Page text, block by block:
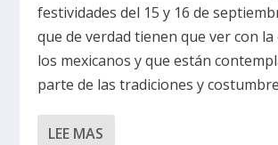
festividades del 15 y 16 de
que de verdad tienen que ver con
los mexicanos y que están
parte de las tradiciones y
LEE MAS